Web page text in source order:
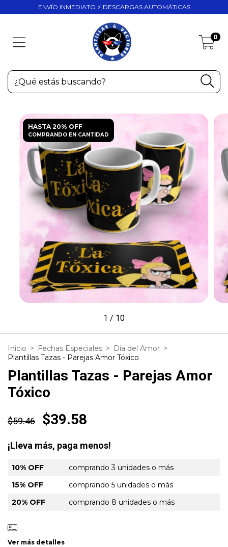
ENVÍO INMEDIATO ⚡ DESCARGAS AUTOMÁTICAS
0
HASTA 20% OFF
COMPRANDO EN CANTIDAD
1 / 10
Inicio > Fechas Especiales > Día del Amor >
Plantillas Tazas - Parejas Amor Tóxico
Plantillas Tazas - Parejas Amor
Tóxico
$59.46 $39.58
¡Lleva más, paga menos!
10% OFF
comprando 3 unidades o más
15% OFF
comprando 5 unidades o más
20% OFF
comprando 8 unidades o más
Ver más detalles